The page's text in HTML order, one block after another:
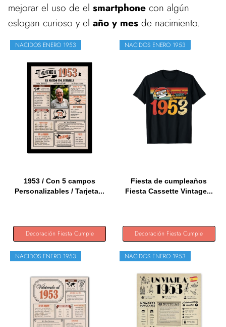
mejorar el uso de el smartphone con algún
eslogan curioso y el año y mes de nacimiento.
NACIDOS ENERO 1953
1953 / Con 5 campos
Personalizables / Tarjeta...
Decoración Fiesta Cumple
NACIDOS ENERO 1953
Fiesta de cumpleaños
Fiesta Cassette Vintage...
Decoración Fiesta Cumple
NACIDOS ENERO 1953 NACIDOS ENERO 1953